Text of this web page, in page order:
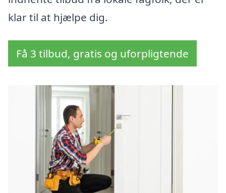
klar til at hjælpe dig.
Få 3 tilbud, gratis og uforpligtende